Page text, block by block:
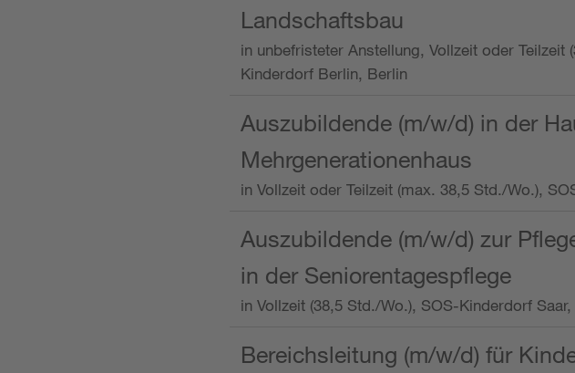
Landschaftsbau
in unbefristeter Anstellung, Vollzeit oder Teilzeit
Kinderdorf Berlin, Berlin
Auszubildende (m/w/d) in der
Mehrgenerationenhaus
in Vollzeit oder Teilzeit (max. 38,5 Std./Wo.),
Auszubildende (m/w/d) zur
in der Seniorentagespflege
in Vollzeit (38,5 Std./Wo.), SOS-Kinderdorf
Bereichsleitung (m/w/d) für